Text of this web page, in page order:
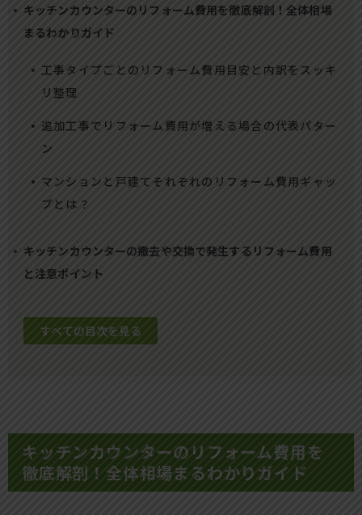
キッチンカウンターのリフォーム費用を徹底解剖！全体相場
まるわかりガイド
工事タイプごとのリフォーム費用目安と内訳をスッキ
リ整理
追加工事でリフォーム費用が増える場合の代表パター
ン
マンションと戸建てそれぞれのリフォーム費用ギャッ
プとは？
キッチンカウンターの撤去や交換で発生するリフォーム費用
と注意ポイント
すべての目次を見る
キッチンカウンターのリフォーム費用を
徹底解剖！全体相場まるわかりガイド